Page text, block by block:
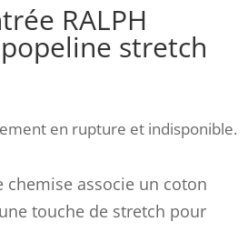
RALPH
stretch
en rupture et indisponible.
chemise associe un coton
touche de stretch pour